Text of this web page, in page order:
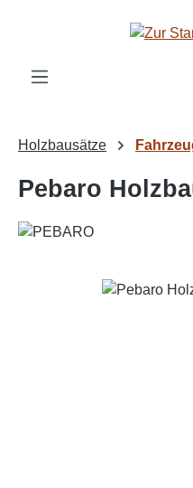
Zum Hauptinhalt springen
Holzbausätze
Pebaro
Bildergalerie überspringen